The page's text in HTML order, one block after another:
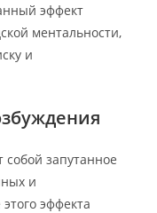
эффект
ментальности,
и
собой запутанное
и
эффекта